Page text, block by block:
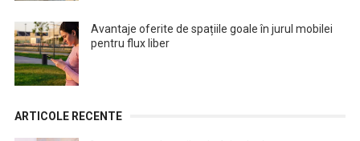
Avantaje oferite de spațiile goale în jurul mobilei
pentru flux liber
ARTICOLE RECENTE